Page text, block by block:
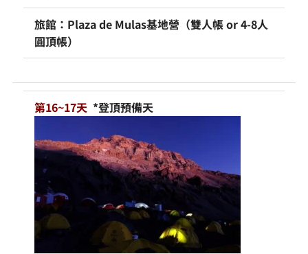
旅館：Plaza de Mulas基地營（雙人帳 or 4-8人
圓頂帳）
第16~17天 *登頂預備天